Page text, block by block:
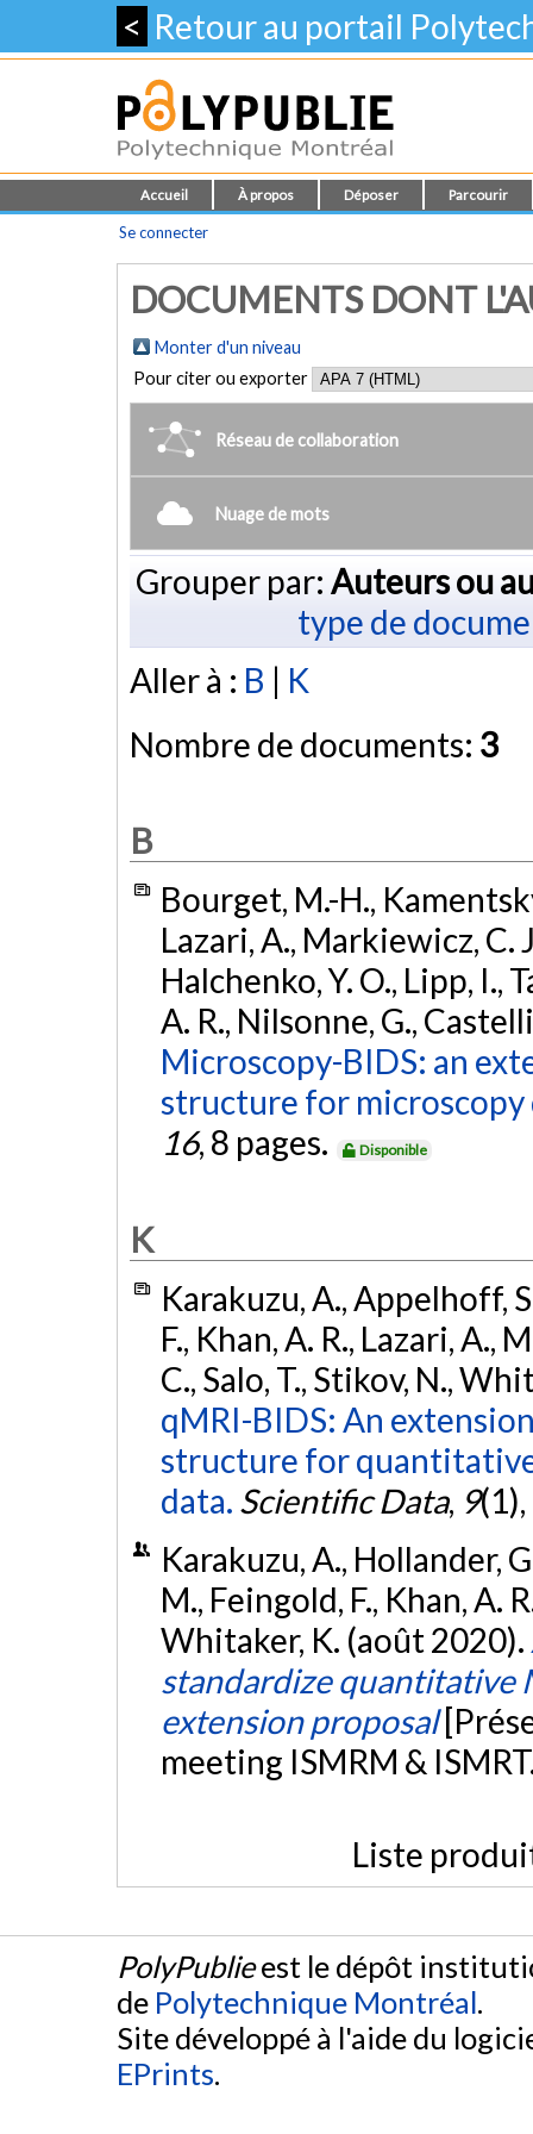
< Retour au portail
Accueil À propos Déposer Parcourir
Se connecter
DOCUMENTS DONT
Monter d'un niveau
Pour citer ou exporter
Réseau de collaboration
Nuage de mots
Grouper par: Auteurs ou
type de
Aller à : B | K
Nombre de documents: 3
B
Bourget, M.-H.,
Lazari, A., Markiewicz, C.
Halchenko, Y. O., Lipp, I.,
A. R., Nilsonne, G.,
Microscopy-BIDS: an
structure for microscopy
16, 8 pages. Disponible
K
Karakuzu, A., Appelhoff,
F., Khan, A. R., Lazari,
C., Salo, T., Stikov, N.,
qMRI-BIDS: An
structure for
data. Scientific Data, 9
Karakuzu, A., Hollander,
M., Feingold, F., Khan, A.
Whitaker, K. (août 2020).
standardize quantitative
extension proposal
meeting ISMRM &
Liste
PolyPublieest le dépôt
de Polytechnique Montréal.
Site développé à l'aide du
EPrints.